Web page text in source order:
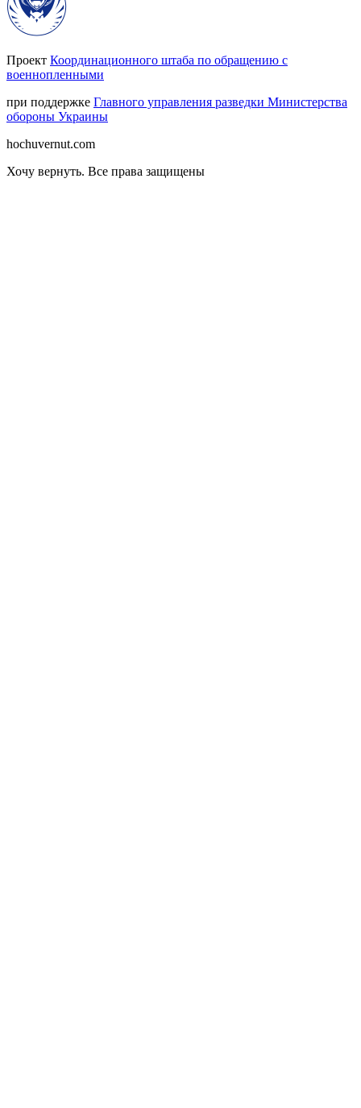
Проект Координационного штаба по обращению с
военнопленными
при поддержке Главного управления разведки Министерства
обороны Украины
hochuvernut.com
Хочу вернуть. Все права защищены